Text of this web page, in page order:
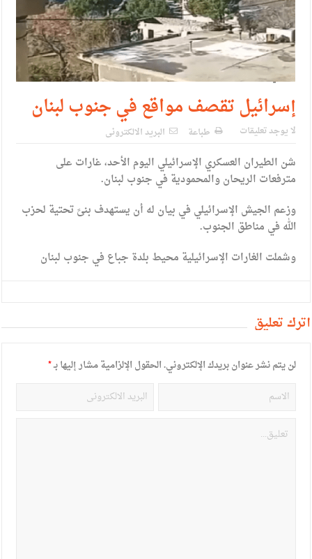
إسرائيل تقصف مواقع في جنوب لبنان
لا يوجد تعليقات طباعة البريد الالكترونى
شن الطيران العسكري الإسرائيلي اليوم الأحد، غارات على
مترفعات الريحان والمحمودية في جنوب لبنان.
وزعم الجيش الإسرائيلي في بيان له أن يستهدف بنىً تحتية لحزب
الله في مناطق الجنوب.
وشملت الغارات الإسرائيلية محيط بلدة جباع في جنوب لبنان
أترك تعليق
لن يتم نشر عنوان بريدك الإلكتروني.الحقول الإلزامية مشار إليها بـ*